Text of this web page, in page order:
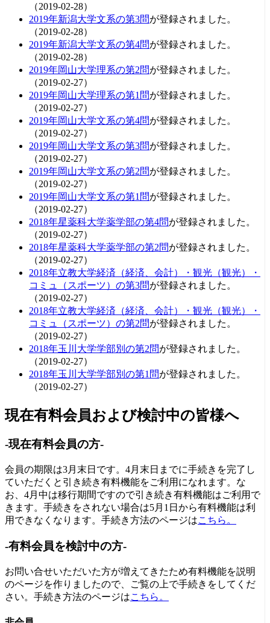
（2019-02-28）
2019年新潟大学文系の第3問が登録されました。
（2019-02-28）
2019年新潟大学文系の第4問が登録されました。
（2019-02-28）
2019年岡山大学理系の第2問が登録されました。
（2019-02-27）
2019年岡山大学理系の第1問が登録されました。
（2019-02-27）
2019年岡山大学文系の第4問が登録されました。
（2019-02-27）
2019年岡山大学文系の第3問が登録されました。
（2019-02-27）
2019年岡山大学文系の第2問が登録されました。
（2019-02-27）
2019年岡山大学文系の第1問が登録されました。
（2019-02-27）
2018年星薬科大学薬学部の第4問が登録されました。
（2019-02-27）
2018年星薬科大学薬学部の第2問が登録されました。
（2019-02-27）
2018年立教大学経済（経済、会計）・観光（観光）・
コミュ（スポーツ）の第3問が登録されました。
（2019-02-27）
2018年立教大学経済（経済、会計）・観光（観光）・
コミュ（スポーツ）の第2問が登録されました。
（2019-02-27）
2018年玉川大学学部別の第2問が登録されました。
（2019-02-27）
2018年玉川大学学部別の第1問が登録されました。
（2019-02-27）
現在有料会員および検討中の皆様へ
-現在有料会員の方-
会員の期限は3月末日です。4月末日までに手続きを完了し
ていただくと引き続き有料機能をご利用になれます。な
お、4月中は移行期間ですので引き続き有料機能はご利用で
きます。手続きをされない場合は5月1日から有料機能は利
用できなくなります。手続き方法のページはこちら。
-有料会員を検討中の方-
お問い合せいただいた方が増えてきたため有料機能を説明
のページを作りましたので、ご覧の上で手続きをしてくだ
さい。手続き方法のページはこちら。